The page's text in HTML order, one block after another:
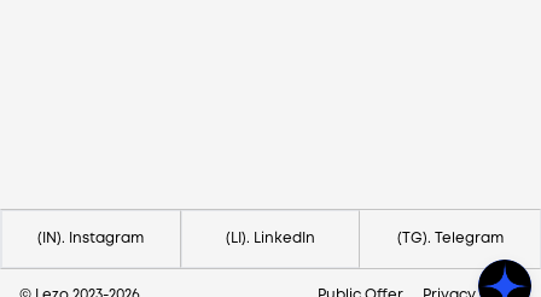
(IN). Instagram (LI). LinkedIn (TG). Telegram